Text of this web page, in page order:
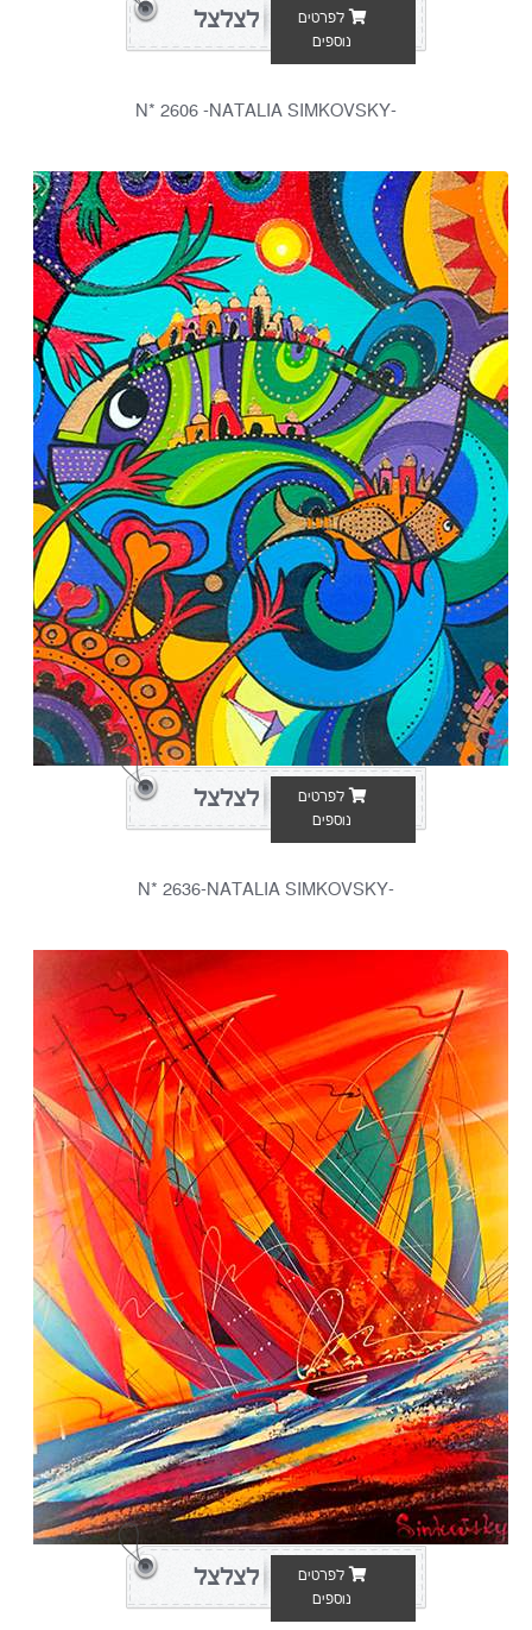
לפרטים
נוספים
לצלצל
-N* 2606 -NATALIA SIMKOVSKY
לפרטים
נוספים
לצלצל
-N* 2636-NATALIA SIMKOVSKY
לפרטים
נוספים
לצלצל